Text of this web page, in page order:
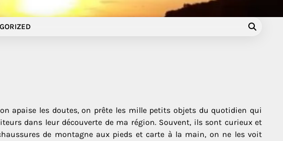
apaise les doutes, on prête les mille petits objets du quotidien qui
dans leur découverte de ma région. Souvent, ils sont curieux et
de montagne aux pieds et carte à la main, on ne les voit